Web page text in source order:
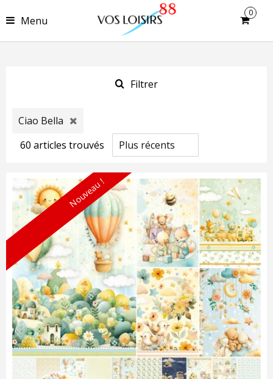
Menu
0
Filtrer
Ciao Bella
60 articles trouvés
Nouveau !